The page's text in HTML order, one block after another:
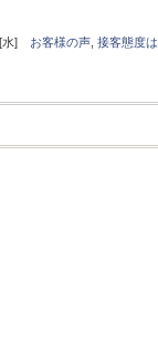
水] お客様の声, 接客態度